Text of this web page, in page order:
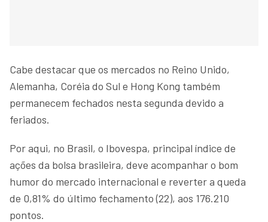
Cabe destacar que os mercados no Reino Unido,
Alemanha, Coréia do Sul e Hong Kong também
permanecem fechados nesta segunda devido a
feriados.
Por aqui, no Brasil, o Ibovespa, principal índice de
ações da bolsa brasileira, deve acompanhar o bom
humor do mercado internacional e reverter a queda
de 0,81% do último fechamento (22), aos 176.210
pontos.